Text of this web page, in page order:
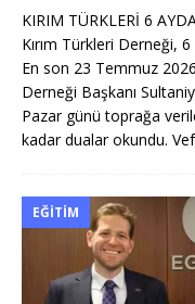
KIRIM TÜRKLERİ 6
Kırım Türkleri Derneği,
En son 23 Temmuz
Derneği Başkanı
Pazar günü toprağa
kadar dualar okundu.
EĞITIM